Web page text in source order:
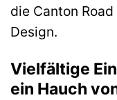
die Canton
Design.
Vielfältige
ein Hauch